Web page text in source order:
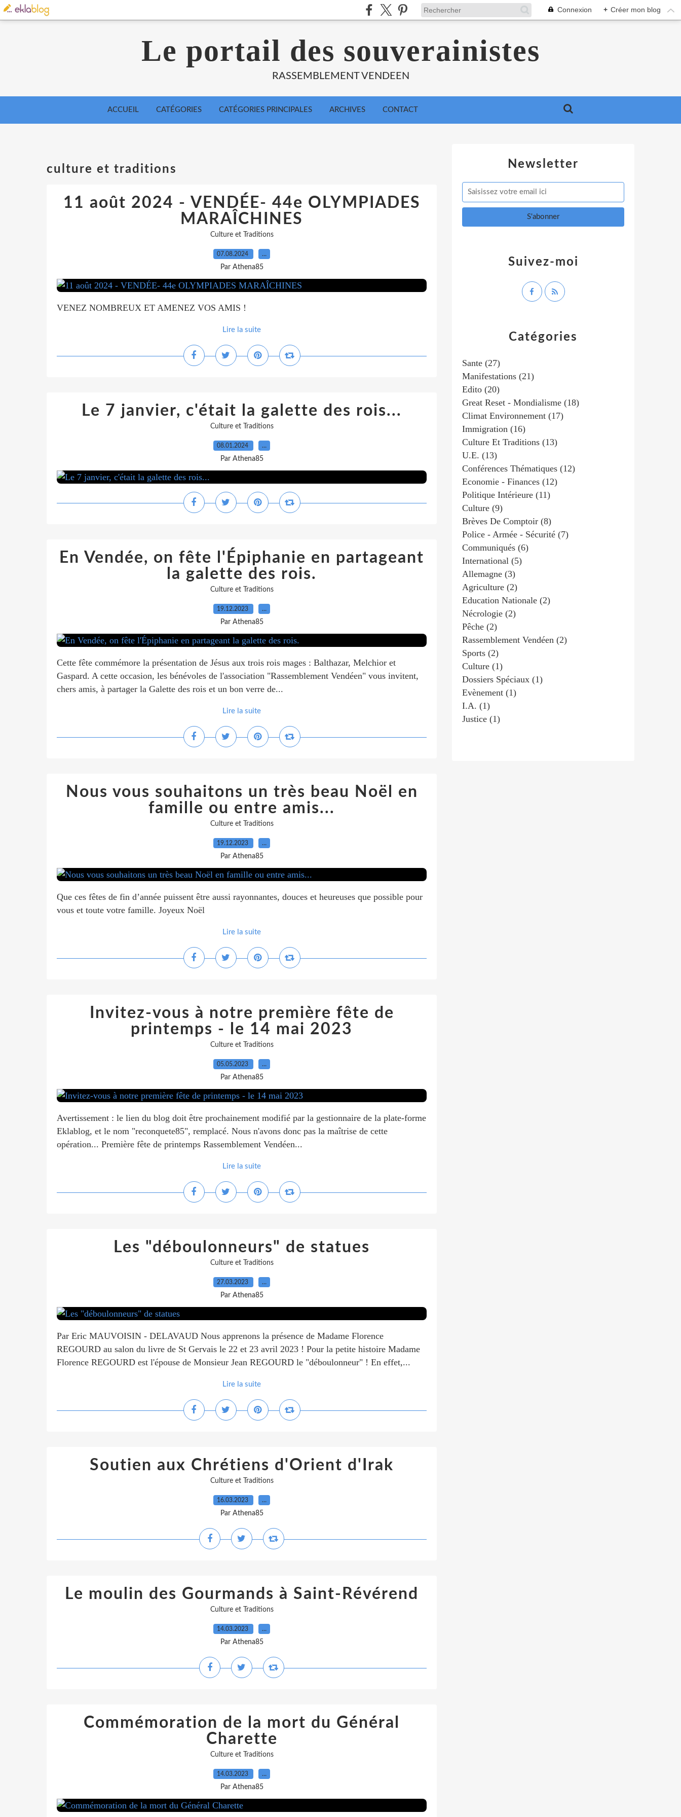
Connexion + Créer mon blog
Le portail des souverainistes
RASSEMBLEMENT VENDEEN
ACCUEIL CATÉGORIES CATÉGORIES PRINCIPALES ARCHIVES CONTACT
culture et traditions
11 août 2024 - VENDÉE- 44e OLYMPIADES
MARAÎCHINES
Culture et Traditions
07.08.2024 …
Par Athena85
VENEZ NOMBREUX ET AMENEZ VOS AMIS !
Lire la suite
Le 7 janvier, c'était la galette des rois...
Culture et Traditions
08.01.2024 …
Par Athena85
En Vendée, on fête l'Épiphanie en partageant
la galette des rois.
Culture et Traditions
19.12.2023 …
Par Athena85
Cette fête commémore la présentation de Jésus aux trois rois mages : Balthazar, Melchior et
Gaspard. A cette occasion, les bénévoles de l'association "Rassemblement Vendéen" vous invitent,
chers amis, à partager la Galette des rois et un bon verre de...
Lire la suite
Nous vous souhaitons un très beau Noël en
famille ou entre amis...
Culture et Traditions
19.12.2023 …
Par Athena85
Que ces fêtes de fin d’année puissent être aussi rayonnantes, douces et heureuses que possible pour
vous et toute votre famille. Joyeux Noël
Lire la suite
Invitez-vous à notre première fête de
printemps - le 14 mai 2023
Culture et Traditions
05.05.2023 …
Par Athena85
Avertissement : le lien du blog doit être prochainement modifié par la gestionnaire de la plate-forme
Eklablog, et le nom "reconquete85", remplacé. Nous n'avons donc pas la maîtrise de cette
opération... Première fête de printemps Rassemblement Vendéen...
Lire la suite
Les "déboulonneurs" de statues
Culture et Traditions
27.03.2023 …
Par Athena85
Par Eric MAUVOISIN - DELAVAUD Nous apprenons la présence de Madame Florence
REGOURD au salon du livre de St Gervais le 22 et 23 avril 2023 ! Pour la petite histoire Madame
Florence REGOURD est l'épouse de Monsieur Jean REGOURD le "déboulonneur" ! En effet,...
Lire la suite
Soutien aux Chrétiens d'Orient d'Irak
Culture et Traditions
16.03.2023 …
Par Athena85
Le moulin des Gourmands à Saint-Révérend
Culture et Traditions
14.03.2023 …
Par Athena85
Commémoration de la mort du Général
Charette
Culture et Traditions
14.03.2023 …
Par Athena85
Newsletter
Catégories
Sante (27)
Manifestations (21)
Edito (20)
Great Reset - Mondialisme (18)
Climat Environnement (17)
Immigration (16)
Culture Et Traditions (13)
U.e. (13)
Conférences Thématiques (12)
Economie - Finances (12)
Politique Intérieure (11)
Culture (9)
Brèves De Comptoir (8)
Police - Armée - Sécurité (7)
Communiqués (6)
International (5)
Allemagne (3)
Agriculture (2)
Education Nationale (2)
Nécrologie (2)
Pêche (2)
Rassemblement Vendéen (2)
Sports (2)
Culture (1)
Dossiers Spéciaux (1)
Evènement (1)
I.a. (1)
Justice (1)
Suivez-moi